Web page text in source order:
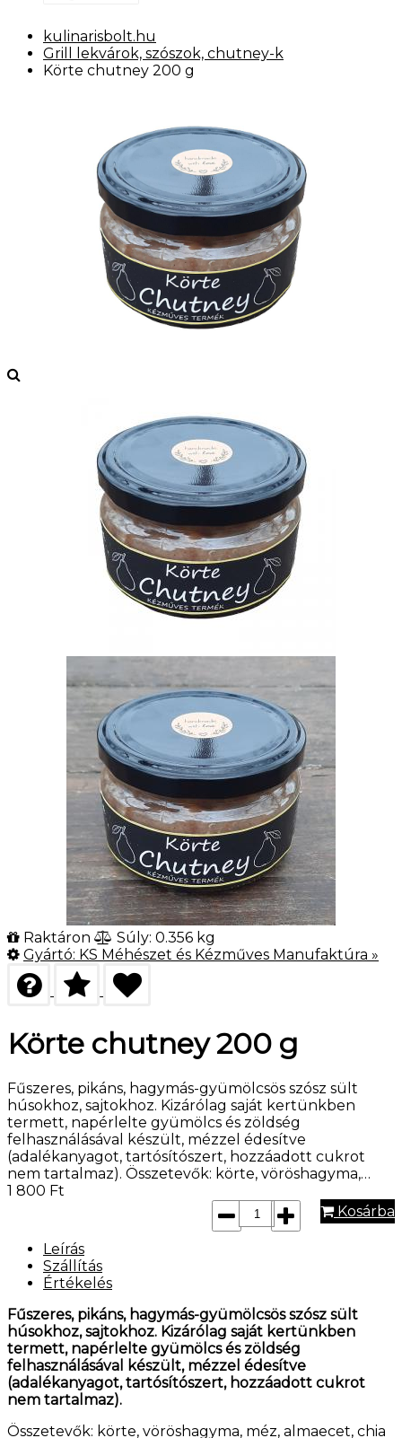
kulinarisbolt.hu
Grill lekvárok, szószok, chutney-k
Körte chutney 200 g
Raktáron
Súly: 0.356 kg
Gyártó: KS Méhészet és Kézműves Manufaktúra »
Körte chutney 200 g
Fűszeres, pikáns, hagymás-gyümölcsös szósz sült
húsokhoz, sajtokhoz. Kizárólag saját kertünkben
termett, napérlelte gyümölcs és zöldség
felhasználásával készült, mézzel édesítve
(adalékanyagot, tartósítószert, hozzáadott cukrot
nem tartalmaz). Összetevők: körte, vöröshagyma,…
1 800 Ft
Kosárba
Leírás
Szállítás
Értékelés
Fűszeres, pikáns, hagymás-gyümölcsös szósz sült
húsokhoz, sajtokhoz. Kizárólag saját kertünkben
termett, napérlelte gyümölcs és zöldség
felhasználásával készült, mézzel édesítve
(adalékanyagot, tartósítószert, hozzáadott cukrot
nem tartalmaz).
Összetevők: körte, vöröshagyma, méz, almaecet, chia